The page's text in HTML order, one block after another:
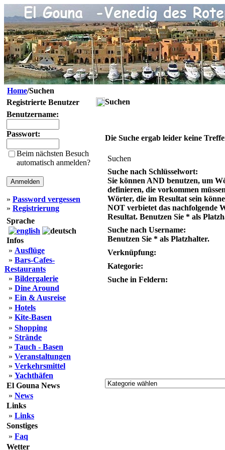
Home/Suchen
Registrierte Benutzer
Benutzername:
Passwort:
Beim nächsten Besuch
automatisch anmelden?
» Password vergessen
» Registrierung
Sprache
Infos
» Ausflüge
» Bars-Cafes-
Restaurants
» Bildergalerie
» Dine Around
» Ein & Ausreise
» Hotels
» Kite-Basen
» Shopping
» Strände
» Tauch - Basen
» Veranstaltungen
» Verkehrsmittel
» Yachthäfen
El Gouna News
» News
Links
» Links
Sonstiges
» Faq
Wetter
Suchen
Die Suche ergab leider keine
Suchen
Suche nach Schlüsselwort:
Sie können AND benutzen, um
definieren, die vorkommen
Wörter, die im Resultat sein
NOT verbietet das nachfolgende
Resultat. Benutzen Sie * als
Suche nach Username:
Benutzen Sie * als Platzhalter.
Verknüpfung:
Kategorie:
Suche in Feldern: